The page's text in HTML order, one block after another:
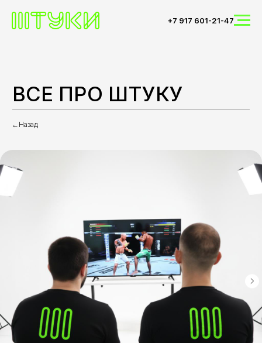
+7 917 601-21-47
←Назад